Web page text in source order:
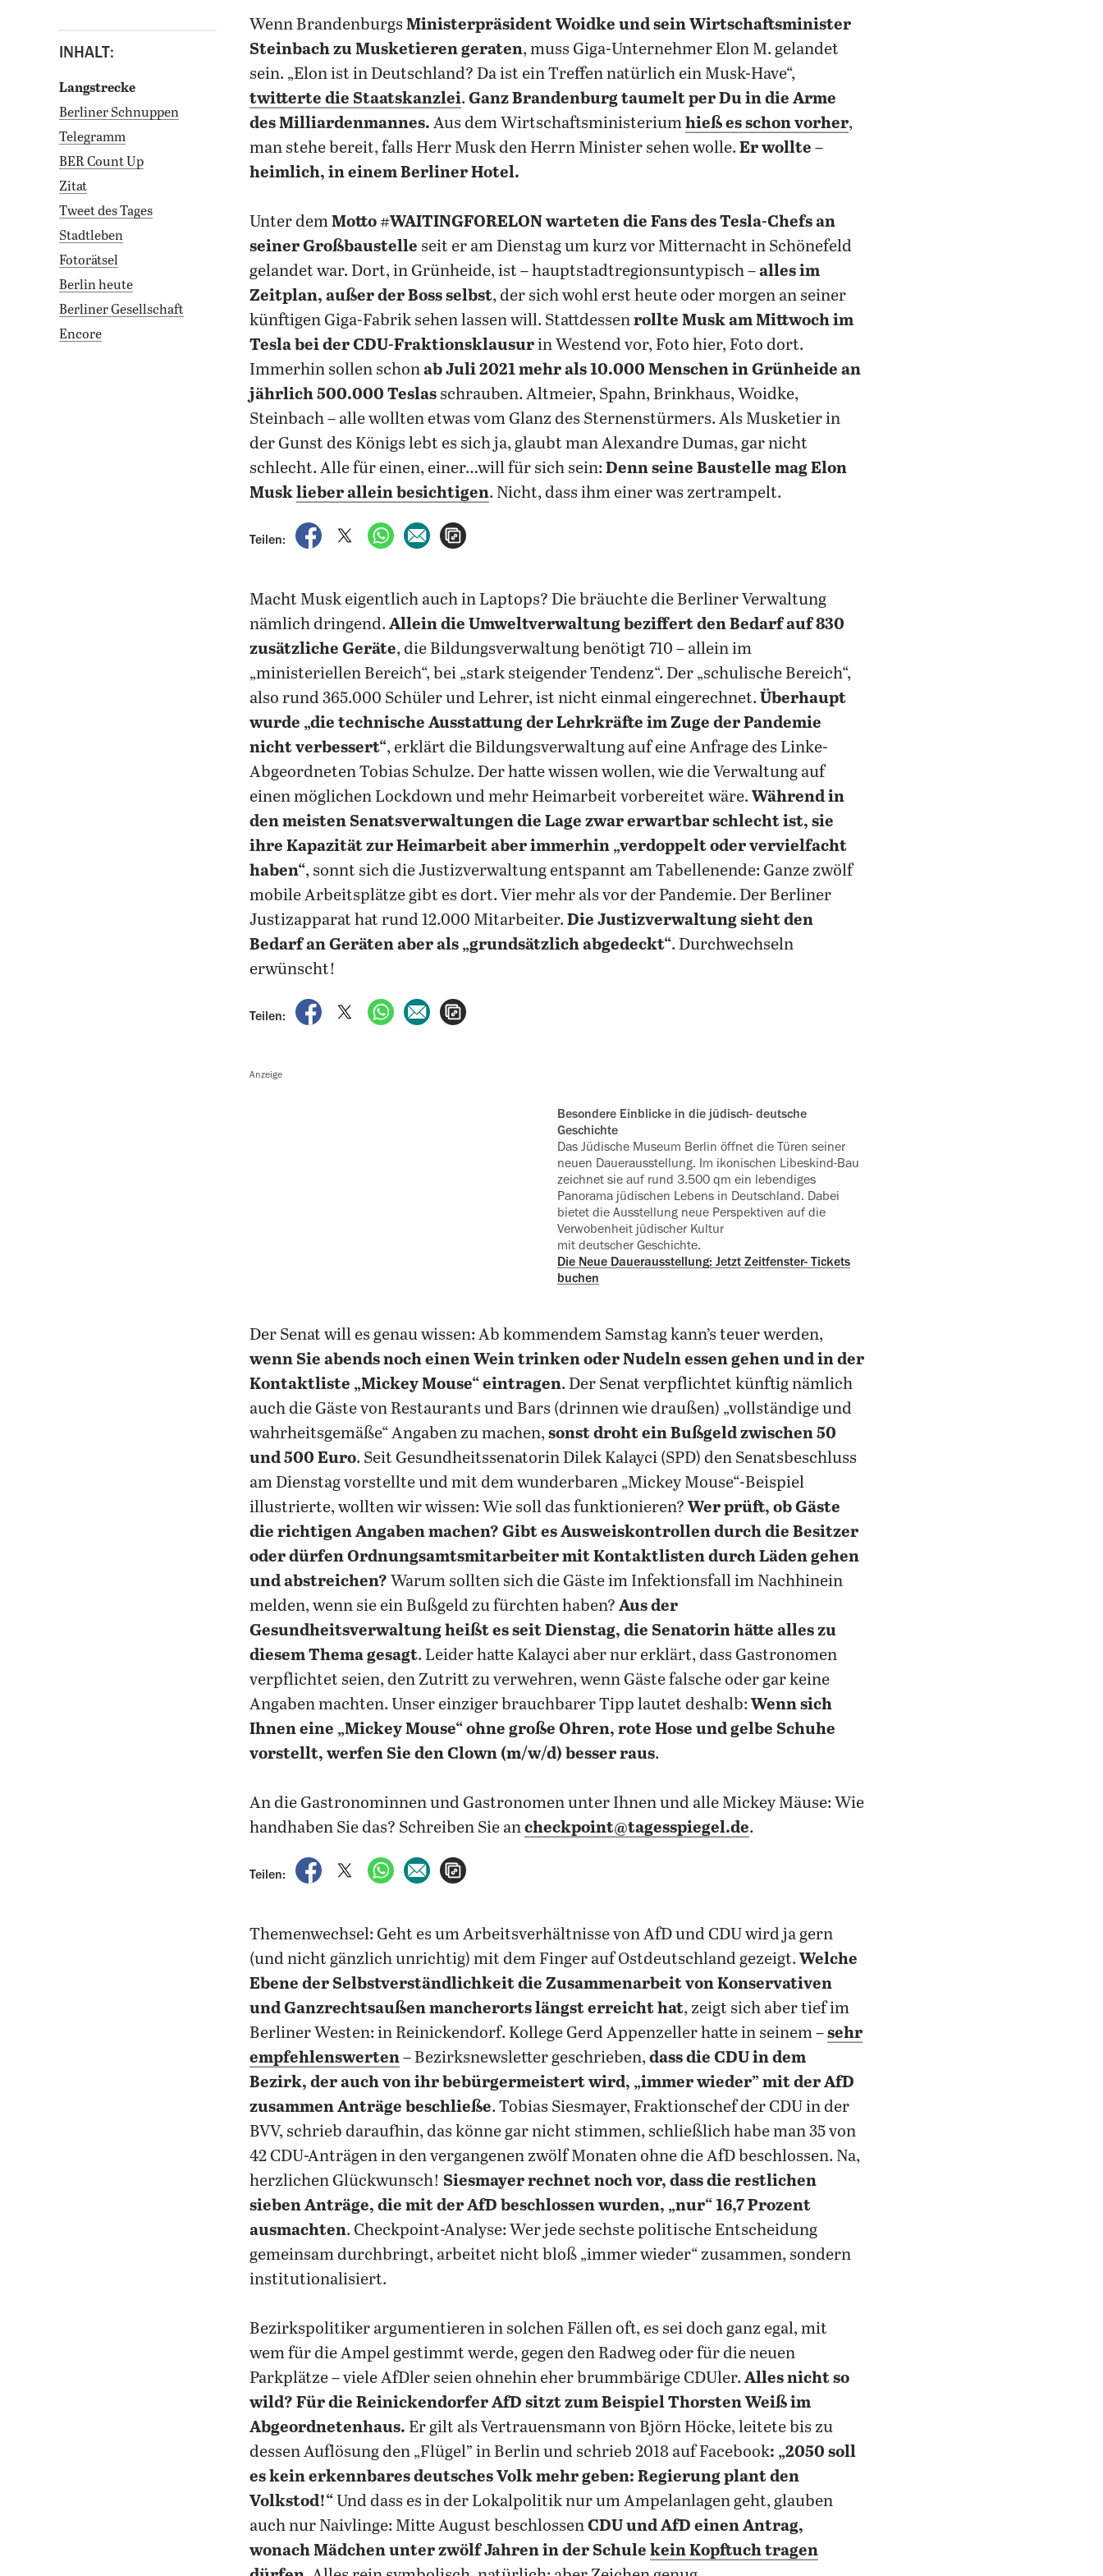
INHALT:
Langstrecke
Berliner Schnuppen
Telegramm
BER Count Up
Zitat
Tweet des Tages
Stadtleben
Fotorätsel
Berlin heute
Berliner Gesellschaft
Encore
wenn BrandenburgsMinisterpräsident Woidke und sein Wirtschaftsminister
Steinbach zu Musketieren geraten, muss Giga-Unternehmer Elon M. gelandet
sein. „Elon ist in Deutschland? Da ist ein Treffen natürlich ein Musk-Have“,
twitterte die Staatskanzlei. Ganz Brandenburg taumelt per Du in die Arme
des Milliardenmannes. Aus dem Wirtschaftsministeriumhieß es schon vorher,
man stehe bereit, falls Herr Musk den Herrn Minister sehen wolle. Er wollte –
heimlich, in einem Berliner Hotel.
Unter demMotto #WAITINGFORELON warteten die Fans des Tesla-Chefs an
seiner Großbaustelle seit er am Dienstag um kurz vor Mitternacht in Schönefeld
gelandet war. Dort, in Grünheide, ist – hauptstadtregionsuntypisch –alles im
Zeitplan, außer der Boss selbst, der sich wohl erst heute oder morgen an seiner
künftigen Giga-Fabrik sehen lassen will. Stattdessenrollte Musk am Mittwoch im
Tesla bei der CDU-Fraktionsklausurin Westend vor, Foto hier, Foto dort.
Immerhin sollen schonab Juli 2021 mehr als 10.000 Menschen in Grünheide an
jährlich 500.000 Teslas schrauben. Altmeier, Spahn, Brinkhaus, Woidke,
Steinbach – alle wollten etwas vom Glanz des Sternenstürmers. Als Musketier in
der Gunst des Königs lebt es sich ja, glaubt man Alexandre Dumas, gar nicht
schlecht. Alle für einen, einer…will für sich sein:Denn seine Baustelle mag Elon
Musklieber allein besichtigen. Nicht, dass ihm einer was zertrampelt.
Teilen:
auf Facebook teilen
auf X teilenper WhatsApp teilen
per E-Mail teilen
Macht Musk eigentlich auch in Laptops? Die bräuchte die Berliner Verwaltung
nämlich dringend. Allein die Umweltverwaltung beziffert den Bedarf auf 830
zusätzliche Geräte, die Bildungsverwaltung benötigt 710 – allein im
„ministeriellen Bereich“, bei „stark steigender Tendenz“. Der „schulische Bereich“,
also rund 365.000 Schüler und Lehrer, ist nicht einmal eingerechnet. Überhaupt
wurde „die technische Ausstattung der Lehrkräfte im Zuge der Pandemie
nicht verbessert“, erklärt die Bildungsverwaltung auf eine Anfrage des Linke-
Abgeordneten Tobias Schulze. Der hatte wissen wollen, wie die Verwaltung auf
einen möglichen Lockdown und mehr Heimarbeit vorbereitet wäre. Während in
den meisten Senatsverwaltungen die Lage zwar erwartbar schlecht ist, sie
ihre Kapazität zur Heimarbeit aber immerhin „verdoppelt oder vervielfacht
haben“, sonnt sich die Justizverwaltung entspannt am Tabellenende: Ganze zwölf
mobile Arbeitsplätze gibt es dort. Vier mehr als vor der Pandemie. Der Berliner
Justizapparat hat rund 12.000 Mitarbeiter. Die Justizverwaltung sieht den
Bedarf an Geräten aber als „grundsätzlich abgedeckt“. Durchwechseln
erwünscht!
Teilen:
auf Facebook teilen
auf X teilenper WhatsApp teilen
per E-Mail teilen
Anzeige
Besondere Einblicke in die jüdisch- deutsche
Geschichte
Das Jüdische Museum Berlin öffnet die Türen seiner
neuen Dauerausstellung. Im ikonischen Libeskind-Bau
zeichnet sie auf rund 3.500 qm ein lebendiges
Panorama jüdischen Lebens in Deutschland. Dabei
bietet die Ausstellung neue Perspektiven auf die
Verwobenheit jüdischer Kultur
mit deutscher Geschichte.
Die Neue Dauerausstellung: Jetzt Zeitfenster- Tickets
buchen
Der Senat will es genau wissen: Ab kommendem Samstag kann’s teuer werden,
wenn Sie abends noch einen Wein trinken oder Nudeln essen gehen und in der
Kontaktliste „Mickey Mouse“ eintragen. Der Senat verpflichtet künftig nämlich
auch die Gäste von Restaurants und Bars (drinnen wie draußen) „vollständige und
wahrheitsgemäße“ Angaben zu machen,sonst droht ein Bußgeld zwischen 50
und 500 Euro. Seit Gesundheitssenatorin Dilek Kalayci (SPD) den Senatsbeschluss
am Dienstag vorstellte und mit dem wunderbaren „Mickey Mouse“-Beispiel
illustrierte, wollten wir wissen: Wie soll das funktionieren? Wer prüft, ob Gäste
die richtigen Angaben machen? Gibt es Ausweiskontrollen durch die Besitzer
oder dürfen Ordnungsamtsmitarbeiter mit Kontaktlisten durch Läden gehen
und abstreichen? Warum sollten sich die Gäste im Infektionsfall im Nachhinein
melden, wenn sie ein Bußgeld zu fürchten haben? Aus der
Gesundheitsverwaltung heißt es seit Dienstag, die Senatorin hätte alles zu
diesem Thema gesagt. Leider hatte Kalayci aber nur erklärt, dass Gastronomen
verpflichtet seien, den Zutritt zu verwehren, wenn Gäste falsche oder gar keine
Angaben machten. Unser einziger brauchbarer Tipp lautet deshalb:Wenn sich
Ihnen eine „Mickey Mouse“ ohne große Ohren, rote Hose und gelbe Schuhe
vorstellt, werfen Sie den Clown (m/w/d) besser raus.
An die Gastronominnen und Gastronomen unter Ihnen und alle Mickey Mäuse: Wie
handhaben Sie das? Schreiben Sie ancheckpoint@tagesspiegel.de.
Teilen:
auf Facebook teilen
auf X teilenper WhatsApp teilen
per E-Mail teilen
Themenwechsel: Geht es um Arbeitsverhältnisse von AfD und CDU wird ja gern
(und nicht gänzlich unrichtig) mit dem Finger auf Ostdeutschland gezeigt. Welche
Ebene der Selbstverständlichkeit die Zusammenarbeit von Konservativen
und Ganzrechtsaußen mancherorts längst erreicht hat, zeigt sich aber tief im
Berliner Westen: in Reinickendorf. Kollege Gerd Appenzeller hatte in seinem –sehr
empfehlenswerten– Bezirksnewsletter geschrieben,dass die CDU in dem
Bezirk, der auch von ihr bebürgermeistert wird, „immer wieder” mit der AfD
zusammen Anträge beschließe. Tobias Siesmayer, Fraktionschef der CDU in der
BVV, schrieb daraufhin, das könne gar nicht stimmen, schließlich habe man 35 von
42 CDU-Anträgen in den vergangenen zwölf Monaten ohne die AfD beschlossen. Na,
herzlichen Glückwunsch! Siesmayer rechnet noch vor, dass die restlichen
sieben Anträge, die mit der AfD beschlossen wurden, „nur“ 16,7 Prozent
ausmachten. Checkpoint-Analyse: Wer jede sechste politische Entscheidung
gemeinsam durchbringt, arbeitet nicht bloß „immer wieder“ zusammen, sondern
institutionalisiert.
Bezirkspolitiker argumentieren in solchen Fällen oft, es sei doch ganz egal, mit
wem für die Ampel gestimmt werde, gegen den Radweg oder für die neuen
Parkplätze – viele AfDler seien ohnehin eher brummbärige CDUler. Alles nicht so
wild? Für die Reinickendorfer AfD sitzt zum Beispiel Thorsten Weiß im
Abgeordnetenhaus. Er gilt als Vertrauensmann von Björn Höcke, leitete bis zu
dessen Auflösung den „Flügel” in Berlin und schrieb 2018 auf Facebook: „2050 soll
es kein erkennbares deutsches Volk mehr geben: Regierung plant den
Volkstod!“Und dass es in der Lokalpolitik nur um Ampelanlagen geht, glauben
auch nur Naivlinge: Mitte August beschlossenCDU und AfD einen Antrag,
wonach Mädchen unter zwölf Jahren in der Schule kein Kopftuch tragen